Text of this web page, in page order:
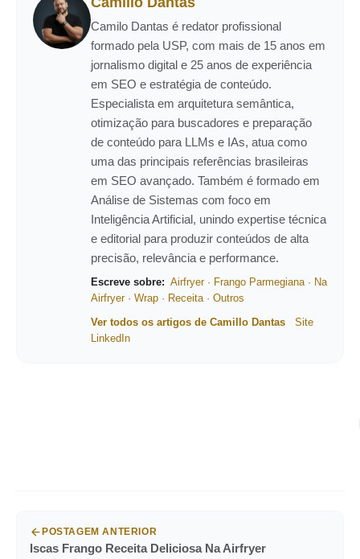
Camilo Dantas é redator profissional
formado pela USP, com mais de 15 anos em
jornalismo digital e 25 anos de experiência
em SEO e estratégia de conteúdo.
Especialista em arquitetura semântica,
otimização para buscadores e preparação
de conteúdo para LLMs e IAs, atua como
uma das principais referências brasileiras
em SEO avançado. Também é formado em
Análise de Sistemas com foco em
Inteligência Artificial, unindo expertise técnica
e editorial para produzir conteúdos de alta
precisão, relevância e performance.
Escreve sobre: Airfryer· Frango Parmegiana· Na
Airfryer· Wrap · Receita· Outros
Ver todos os artigos de Camillo Dantas
Site
LinkedIn
POSTAGEM ANTERIOR
Iscas Frango Receita Deliciosa Na Airfryer